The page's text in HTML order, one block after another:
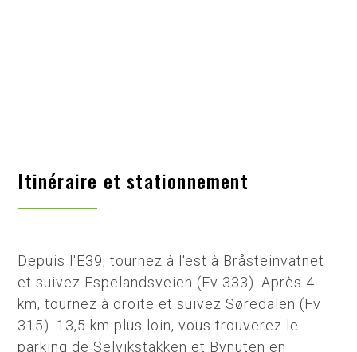
Itinéraire et stationnement
Depuis l'E39, tournez à l'est à Bråsteinvatnet
et suivez Espelandsveien (Fv 333). Après 4
km, tournez à droite et suivez Søredalen (Fv
315). 13,5 km plus loin, vous trouverez le
parking de Selvikstakken et Bynuten en